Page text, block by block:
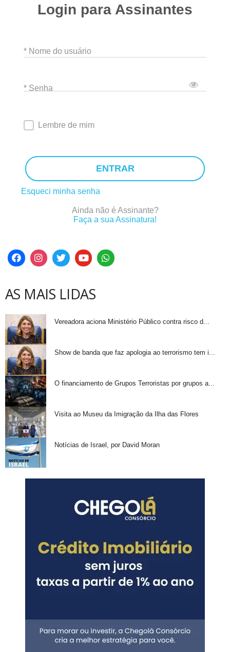
Login para Assinantes
* Nome do usuário
* Senha
Lembre de mim
ENTRAR
Esqueci minha senha
Ainda não é Assinante?
Faça a sua Assinatura!
AS MAIS LIDAS
Vereadora aciona Ministério Público contra risco d...
Show de banda que faz apologia ao terrorismo tem i...
O financiamento de Grupos Terroristas por grupos a...
Visita ao Museu da Imigração da Ilha das Flores
Notícias de Israel, por David Moran